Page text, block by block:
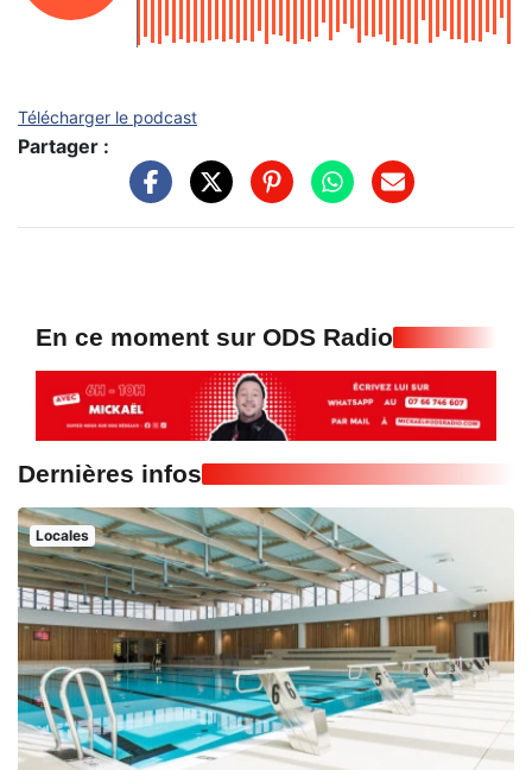
Télécharger le podcast
Partager :
En ce moment sur ODS Radio
Dernières infos
Locales